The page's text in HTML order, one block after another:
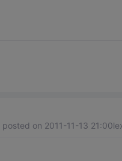
http://lcamtuf.coredump.cx/ posted on 2011-11-